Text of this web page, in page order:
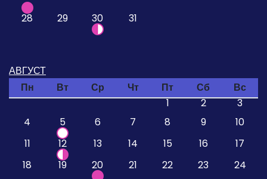
28
29 30 31
АВГУСТ
Пн
Вт Ср Чт Пт Сб
Вс
1
2
3
4
5 6 7 8 9
10
11
12 13 14 15 16
17
18
19 20 21 22 23
24